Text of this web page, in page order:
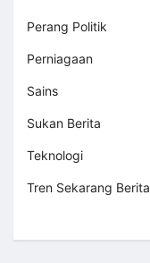
Perang Politik
Perniagaan
Sains
Sukan Berita
Teknologi
Tren Sekarang Berita